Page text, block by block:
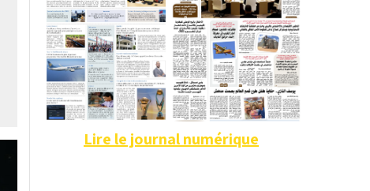
Lire le journal numérique